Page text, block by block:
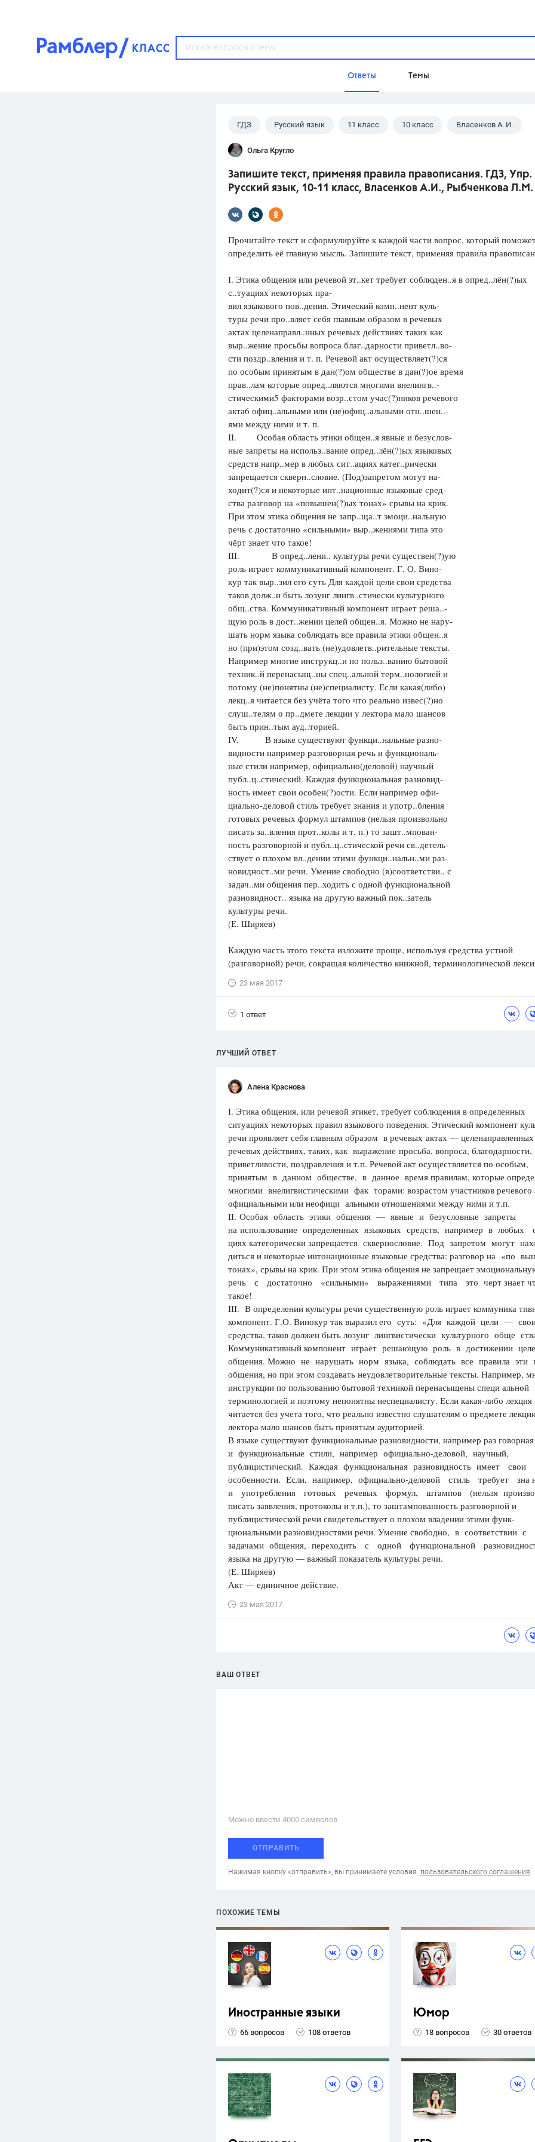
Ответы Темы
Популярные темы
ГДЗ
ОГЭ
ФИПИ
ответа
Олимпиады
ответа
ГИА
ответов
Домашнее задание
Школа
Учебники
Разумовская М.М.,Габриелян
Цветков Л. А.
Психология
Отношения,
ГДЗ Русский язык 11 класс 10 класс Власенков А. И.
Ольга Кругло
Запишите текст, применяя правила правописания. ГДЗ, Упр.
Русский язык, 10-11 класс, Власенков А.И., Рыбченкова Л.М.
Прочитайте текст и сформулируйте к каждой части вопрос, который
определить её главную мысль. Запишите текст, применяя правила
I. Этика общения или речевой эт..кет требует соблюден..я в опред..лён(?)ых
с..туациях некоторых пра-
вил языкового пов..дения. Этический комп..нент куль-
туры речи про..вляет себя главным образом в речевых
актах целенаправл..нных речевых действиях таких как
выр..жение просьбы вопроса благ..дарности приветл..во-
сти поздр..вления и т. п. Речевой акт осуществляет(?)ся
по особым принятым в дан(?)ом обществе в дан(?)ое время
прав..лам которые опред..ляются многими внелингв..-
стическими5 факторами возр..стом учас(?)ников речевого
акта6 офиц..альными или (не)офиц..альными отн..шен..-
ями между ними и т. п.
II. Особая область этики общен..я явные и безуслов-
ные запреты на использ..вание опред..лён(?)ых языковых
средств напр..мер в любых сит..ациях катег..рически
запрещается скверн..словие. (Под)запретом могут на-
ходит(?)ся и некоторые инт..национные языковые сред-
ства разговор на «повышен(?)ых тонах» срывы на крик.
При этом этика общения не запр..ща..т эмоци..нальную
речь с достаточно «сильными» выр..жениями типа это
чёрт знает что такое!
III. В опред..лени.. культуры речи существен(?)ую
роль играет коммуникативный компонент. Г. О. Вино-
кур так выр..зил его суть Для каждой цели свои средства
таков долж..н быть лозунг лингв..стически культурного
общ..ства. Коммуникативный компонент играет реша..-
щую роль в дост..жении целей общен..я. Можно не нару-
шать норм языка соблюдать все правила этики общен..я
но (при)этом созд..вать (не)удовлетв..рительные тексты.
Например многие инструкц..и по польз..ванию бытовой
техник..й перенасыщ..ны спец..альной терм..нологией и
потому (не)понятны (не)специалисту. Если какая(либо)
лекц..я читается без учёта того что реально извес(?)но
слуш..телям о пр..дмете лекции у лектора мало шансов
быть прин..тым ауд..торией.
IV. В языке существуют функци..нальные разно-
видности например разговорная речь и функциональ-
ные стили например, официально(деловой) научный
публ..ц..стический. Каждая функциональная разновид-
ность имеет свои особен(?)ости. Если например офи-
циально-деловой стиль требует знания и употр..бления
готовых речевых формул штампов (нельзя произвольно
писать за..вления прот..колы и т. п.) то зашт..мпован-
ность разговорной и публ..ц..стической речи св..детель-
ствует о плохом вл..дении этими функци..нальн..ми раз-
новидност..ми речи. Умение свободно (в)соответстви.. с
задач..ми общения пер..ходить с одной функциональной
разновидност.. языка на другую важный пок..затель
культуры речи.
(Е. Ширяев)
Каждую часть этого текста изложите проще, используя средства устной
(разговорной) речи, сокращая количество книжной, терминологической
23 мая 2017
1 ответ
ЛУЧШИЙ ОТВЕТ
Алена Краснова
I. Этика общения, или речевой этикет, требует соблюдения в определенных
ситуациях некоторых правил языкового поведения. Этический компонент
речи проявляет себя главным образом в речевых актах — целенаправленных
речевых действиях, таких, как выражение просьба, вопроса, благодарности,
приветливости, поздравления и т.п. Речевой акт осуществляется по особым,
принятым в данном обществе, в данное время правилам, которые
многими внелигвистическими фак­ торами: возрастом участников речевого
официальными или неофици­ альными отношениями между ними и т.п.
II. Особая область этики общения — явные и безусловные запреты
на использование определенных языковых средств, например в любых
циях категорически запрещается сквернословие. Под запретом могут
диться и некоторые интонационные языковые средства: разговор на «по­
тонах», срывы на крик. При этом этика общения не запрещает
речь с достаточно «сильными» выражениями типа это черт знает
такое!
III. В определении культуры речи существенную роль играет коммуника­
компонент. Г.О. Винокур так выразил его суть: «Для каждой цели —
средства, таков должен быть лозунг лингвистически культурного обще­
Коммуникативный компонент играет решающую роль в достижении
общения. Можно не нарушать норм языка, соблюдать все правила эти­
общения, но при этом создавать неудовлетворительные тексты. Например,
инструкции по пользованию бытовой техникой перенасыщены специ­ альной
терминологией и поэтому непонятны неспециалисту. Если какая-либо лекция
читается без учета того, что реально известно слушателям о предмете
лектора мало шансов быть принятым аудиторией.
В языке существуют функциональные разновидности, например раз­
и функциональные стили, например официально-деловой, научный,
публицистический. Каждая функциональная разновидность имеет свои
особенности. Если, например, официально-деловой стиль требует
и употребления готовых речевых формул, штампов (нельзя
писать заявления, протоколы и т.п.), то заштампованность разговорной и
публицистической речи свидетельствует о плохом владении этими функ­
циональными разновидностями речи. Умение свободно, в соответствии с
задачами общения, переходить с одной функциональной
языка на другую — важный показатель культуры речи.
(Е. Ширяев)
Акт — единичное действие.
23 мая 2017
ВАШ ОТВЕТ
Можно ввести 4000 cимволов
ОТПРАВИТЬ
Нажимая кнопку «отправить», вы принимаете условия пользовательского соглашения
ПОХОЖИЕ ТЕМЫ
Иностранные языки
66 вопросов 108 ответов
Юмор
18 вопросов 30 ответов